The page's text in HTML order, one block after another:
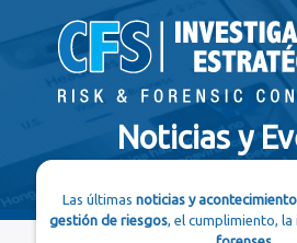
Noticias y
Las últimas noticias y
gestión de riesgos, el cumplimiento, la